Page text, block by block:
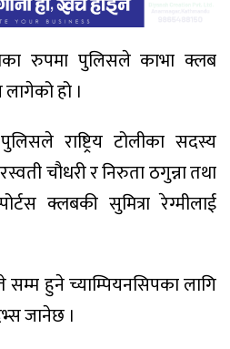
रुपमा पुलिसले काभा क्लब
हो ।
राष्ट्रिय टोलीका सदस्य
चौधरी र निरुता ठगुन्ना तथा
क्लबकी सुमित्रा रेग्मीलाई
हुने च्याम्पियनसिपका लागि
जानेछ ।